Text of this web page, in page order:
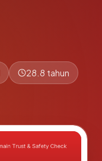
28.8 tahun